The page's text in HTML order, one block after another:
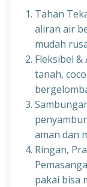
Tahan
aliran air
mudah
Fleksibel
tanah,
aman dan
Ringan,
pakai bisa